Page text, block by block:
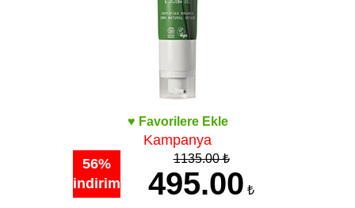
♥ Favorilere Ekle
Kampanya
56%
indirim
1135.00 ₺
495.00 ₺